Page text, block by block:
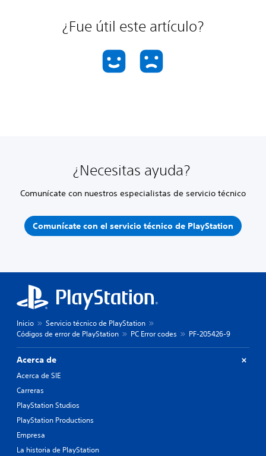
¿Fue útil este artículo?
¿Necesitas ayuda?
Comunícate con nuestros especialistas de servicio técnico
Comunícate con el servicio técnico de PlayStation
Inicio
Servicio técnico de PlayStation
Códigos de error de PlayStation
PC Error codes PF-205426-9
Acerca de
Acerca de SIE
Carreras
PlayStation Studios
PlayStation Productions
Empresa
La historia de PlayStation